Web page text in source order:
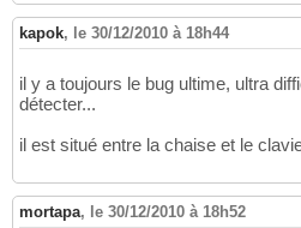
kapok, le 30/12/2010 à 18h44
il y a toujours le bug ultime, ultra
détecter...
il est situé entre la chaise et le
mortapa, le 30/12/2010 à 18h52